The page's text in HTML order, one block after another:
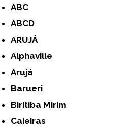
ABC
ABCD
ARUJÁ
Alphaville
Arujá
Barueri
Biritiba Mirim
Caieiras